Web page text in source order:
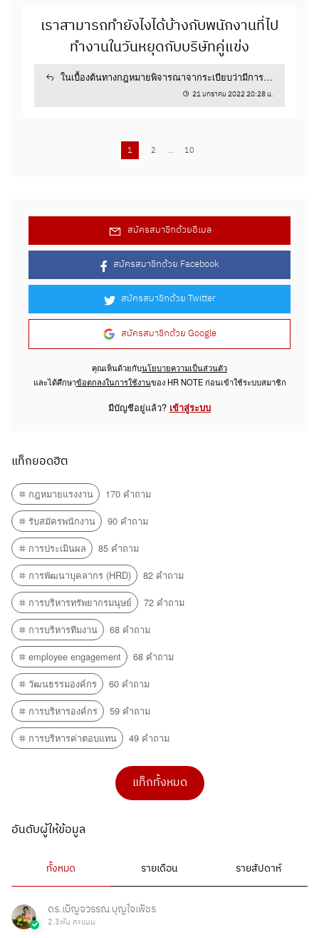
3 2
24 สิงหาคม 2021 13:38 น.
เราสามารถทำยังไงได้บ้างกับพนักงานที่ไป
ทำงานในวันหยุดกับบริษัทคู่แข่ง
ในเบื้องต้นทางกฎหมายพิจารณาจากระเบียบว่ามีการ
21 มกราคม 2022 20:28 น.
1 2 … 10
at
Keawkait
(Learning) คือ การที่คนเปลี่ยน
พฤติกรรมจากการรับรู้ประสบการณ์
ต่าง ๆ ในอดีต และก่อให้เกิด KSA...
การติด และ การเรียนรู้จากคำตอบด้านบน
เป็นแนวทาง ว่าคนจะเรียนรู้อะไรและคิดอะไร
อย่างไร...
11 กันยายน 2021 19:10 น.
Keawkait
sakul
ขออนุญาตแชร์ครับการกำหนด
KPIs หรือ Key Performance
Indicators คือ การวัดผลการ
ทำงาน วัดประสิทธิภาพการทำงาน
โดย KPIs...
ยินดีครับ
07 กันยายน 2021 21:11 น.
Poonsaw
at
Keawkait
sakul
(Learning) คือ การที่คนเปลี่ยน
พฤติกรรมจากการรับรู้ประสบการณ์
ต่าง ๆ ในอดีต และก่อให้เกิด KSA...
สวัสดีครับ ตอนแรกได้ตั้งคำถามนี้ในหน้า
Board ไหมครับ กลัวตอบซ้ำซ้อนครับ
บริษัทจะขอขยายเวลาทดลองงานเพิ่มได้ไหม
?
สอบถามค่ะ ในกรณีที่ช่วงนี้ลักษณะการทำงานเป็น
แบบ Work From Home บริษัทจึงไม่มีประเมิน
พนักงาน อย่างนี้ขอขยายเวลาทดลองงานเพิ่มได้
หรือไม่คะ ?
ทดลองงาน การประเมินผล
3 4
สมัครสมาชิกด้วยอีเมล
สมัครสมาชิกด้วย Facebook
สมัครสมาชิกด้วย Twitter
สมัครสมาชิกด้วย Google
คุณเห็นด้วยกับนโยบายความเป็นส่วนตัว
และได้ศึกษาข้อตกลงในการใช้งานของ HR NOTE ก่อนเข้าใช้ระบบสมาชิก
มีบัญชีอยู่แล้ว? เข้าสู่ระบบ
แท็กยอดฮิต
กฎหมายแรงงาน
170 คำถาม
รับสมัครพนักงาน
90 คำถาม
การประเมินผล
85 คำถาม
การพัฒนาบุคลากร (HRD)
82 คำถาม
การบริหารทรัพยากรมนุษย์
72 คำถาม
การบริหารทีมงาน
68 คำถาม
employee engagement
68 คำถาม
วัฒนธรรมองค์กร
60 คำถาม
การบริหารองค์กร
59 คำถาม
การบริหารค่าตอบแทน
49 คำถาม
แท็กทั้งหมด
อันดับผู้ให้ข้อมูล
ทั้งหมด รายเดือน รายสัปดาห์
ดร.เบ็ญจวรรณ บุญใจเพ็ชร
2.3พัน คะแนน